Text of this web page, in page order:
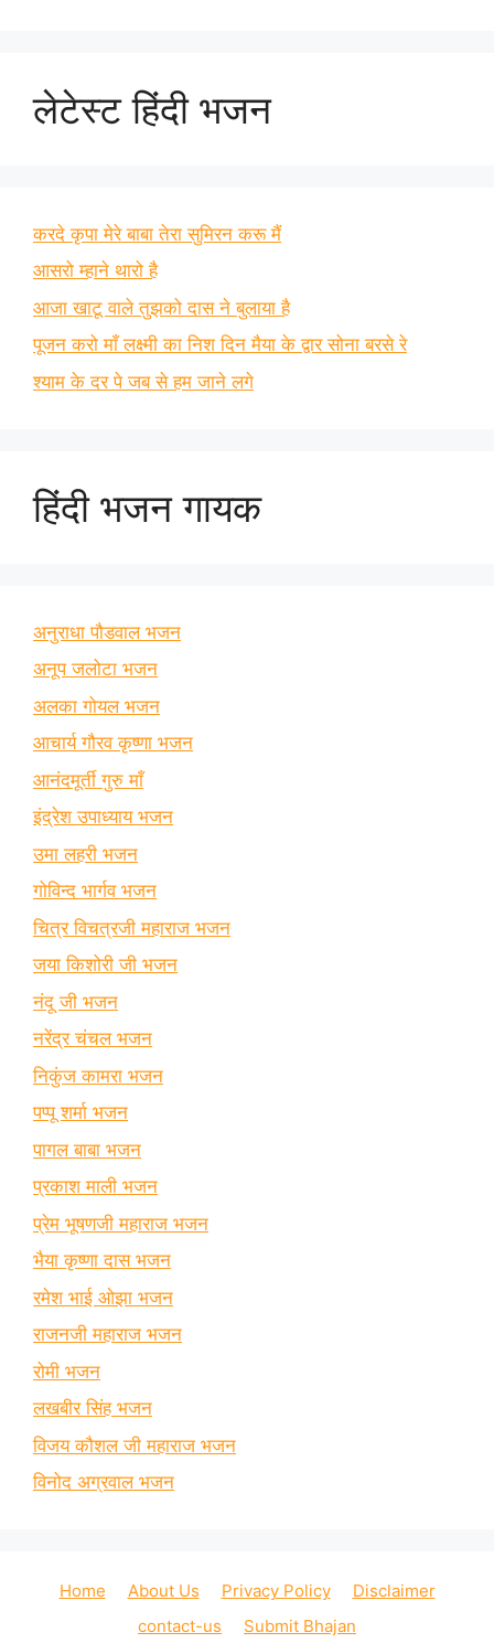
लेटेस्ट हिंदी भजन
करदे कृपा मेरे बाबा तेरा सुमिरन करू मैं
आसरो म्हाने थारो है
आजा खाटू वाले तुझको दास ने बुलाया है
पूजन करो माँ लक्ष्मी का निश दिन मैया के द्वार सोना बरसे रे
श्याम के दर पे जब से हम जाने लगे
हिंदी भजन गायक
अनुराधा पौडवाल भजन
अनूप जलोटा भजन
अलका गोयल भजन
आचार्य गौरव कृष्णा भजन
आनंदमूर्ती गुरु माँ
इंद्रेश उपाध्याय भजन
उमा लहरी भजन
गोविन्द भार्गव भजन
चित्र विचत्रजी महाराज भजन
जया किशोरी जी भजन
नंदू जी भजन
नरेंद्र चंचल भजन
निकुंज कामरा भजन
पप्पू शर्मा भजन
पागल बाबा भजन
प्रकाश माली भजन
प्रेम भूषणजी महाराज भजन
भैया कृष्णा दास भजन
रमेश भाई ओझा भजन
राजनजी महाराज भजन
रोमी भजन
लखबीर सिंह भजन
विजय कौशल जी महाराज भजन
विनोद अग्रवाल भजन
Home About Us Privacy Policy
Disclaimer
contact-us
Submit Bhajan